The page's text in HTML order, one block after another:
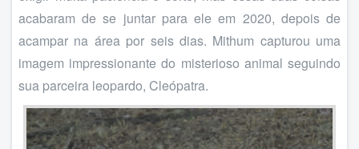
acabaram de se juntar para ele em 2020, depois de
acampar na área por seis dias. Mithum capturou uma
imagem impressionante do misterioso animal seguindo
sua parceira leopardo, Cleópatra.